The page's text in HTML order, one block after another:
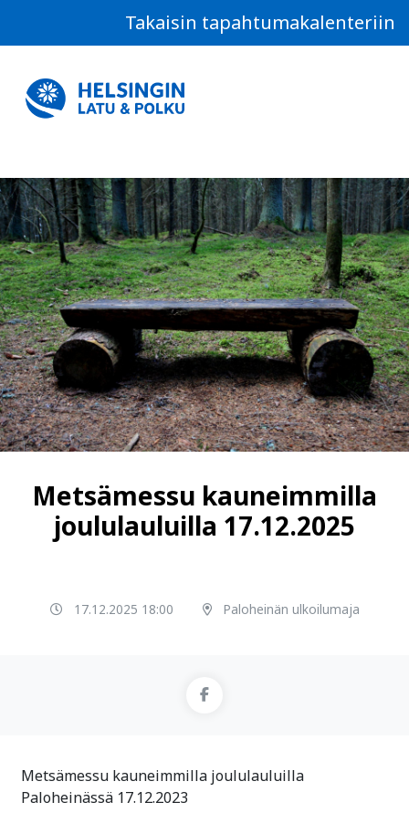
Takaisin tapahtumakalenteriin
Metsämessu kauneimmilla
joululauluilla 17.12.2025
17.12.2025 18:00 Paloheinän ulkoilumaja
Metsämessu kauneimmilla joululauluilla
Paloheinässä 17.12.2023